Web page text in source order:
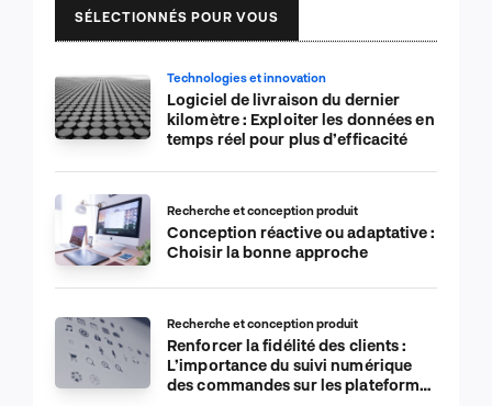
SÉLECTIONNÉS POUR VOUS
Technologies et innovation
Logiciel de livraison du dernier
kilomètre : Exploiter les données en
temps réel pour plus d’efficacité
Recherche et conception produit
Conception réactive ou adaptative :
Choisir la bonne approche
Recherche et conception produit
Renforcer la fidélité des clients :
L’importance du suivi numérique
des commandes sur les plateformes